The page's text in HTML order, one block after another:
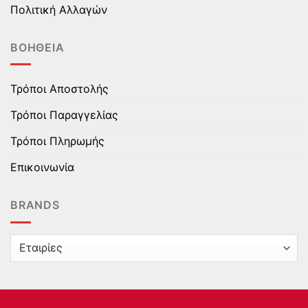
Πολιτική Αλλαγών
ΒΟΉΘΕΙΑ
Τρόποι Αποστολής
Τρόποι Παραγγελίας
Τρόποι Πληρωμής
Επικοινωνία
BRANDS